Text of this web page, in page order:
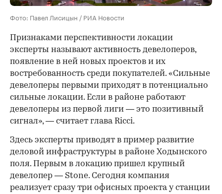
Фото: Павел Лисицын / РИА Новости
Признаками перспективности локации
эксперты называют активность девелоперов,
появление в ней новых проектов и их
востребованность среди покупателей. «Сильные
девелоперы первыми приходят в потенциально
сильные локации. Если в районе работают
девелоперы из первой лиги — это позитивный
сигнал», — считает глава Ricci.
Здесь эксперты приводят в пример развитие
деловой инфраструктуры в районе Ходынского
поля. Первым в локацию пришел крупный
девелопер — Stone. Сегодня компания
реализует сразу три офисных проекта у станции